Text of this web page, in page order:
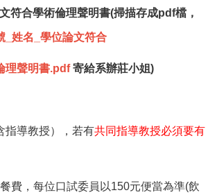
符合學術倫理聲明書(掃描存成pdf檔，
_姓名_學位論文符合
理聲明書.pdf 寄給系辦莊小姐)
指導教授），若有共同指導教授必須要有
費，每位口試委員以150元便當為準(飲